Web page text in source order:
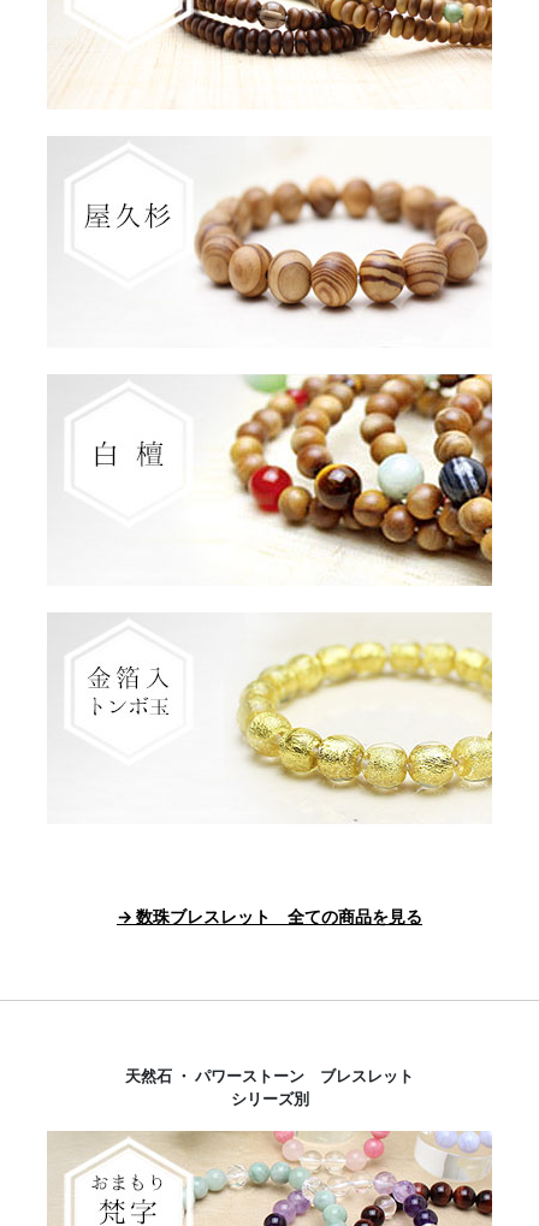
→ 数珠ブレスレット 全ての商品を見る
天然石 ・ パワーストーン ブレスレット
シリーズ別